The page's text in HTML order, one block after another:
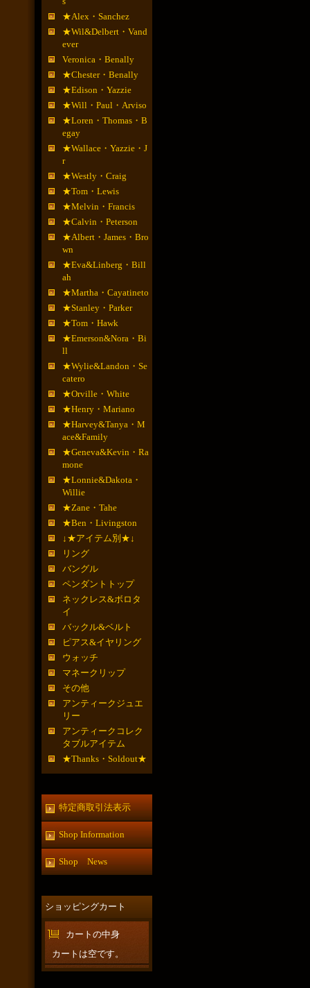
★Alex・Sanchez
★Wil&Delbert・Vand
ever
Veronica・Benally
★Chester・Benally
★Edison・Yazzie
★Will・Paul・Arviso
★Loren・Thomas・B
egay
★Wallace・Yazzie・J
r
★Westly・Craig
★Tom・Lewis
★Melvin・Francis
★Calvin・Peterson
★Albert・James・Bro
wn
★Eva&Linberg・Bill
ah
★Martha・Cayatineto
★Stanley・Parker
★Tom・Hawk
★Emerson&Nora・Bi
ll
★Wylie&Landon・Se
catero
★Orville・White
★Henry・Mariano
★Harvey&Tanya・M
ace&Family
★Geneva&Kevin・Ra
mone
★Lonnie&Dakota・
Willie
★Zane・Tahe
★Ben・Livingston
↓★アイテム別★↓
リング
バングル
ペンダントトップ
ネックレス&ボロタ
イ
バックル&ベルト
ピアス&イヤリング
ウォッチ
マネークリップ
その他
アンティークジュエ
リー
アンティークコレク
タブルアイテム
★Thanks・Soldout★
特定商取引法表示
Shop Information
Shop News
ショッピングカート
カートの中身
カートは空です。